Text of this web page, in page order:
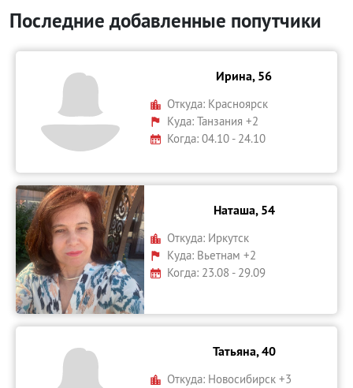
Последние добавленные попутчики
Ирина, 56
Откуда: Красноярск
Куда:Танзания +2
Когда: 04.10 - 24.10
Наташа, 54
Откуда: Иркутск
Куда: Вьетнам +2
Когда: 23.08 - 29.09
Татьяна, 40
Откуда: Новосибирск +3